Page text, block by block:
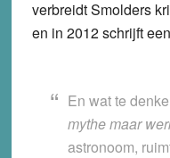
verbreidt Smolders
en in 2012 schrijft
En wat te
mythe maar
astronoom,